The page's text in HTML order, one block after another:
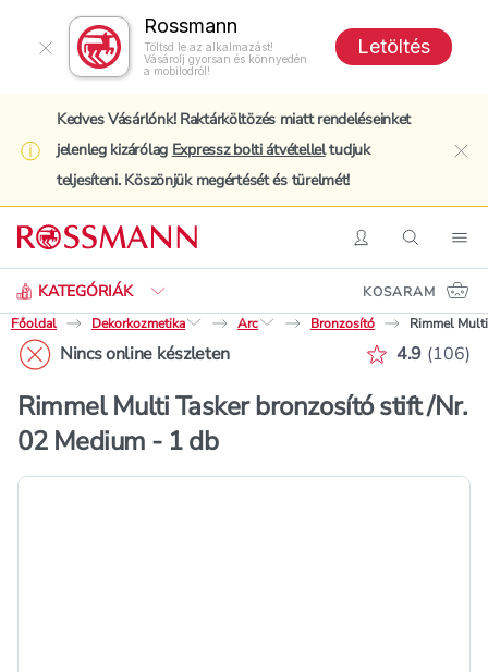
Rossmann
Töltsd le az alkalmazást!
Vásárolj gyorsan és könnyedén
a mobilodról!
Letöltés
Kedves Vásárlónk! Raktárköltözés miatt rendeléseinket
jelenleg kizárólag Expressz bolti átvételleltudjuk
teljesíteni. Köszönjük megértését és türelmét!
BelépésKeresés
KATEGÓRIÁK
Keresés
KOSARAM
Főoldal
Dekorkozmetika Arc Bronzosító Rimmel
Nincs online készleten Értékelés
4.9 (106)
Rimmel Multi Tasker bronzosító stift /Nr.
02 Medium - 1 db